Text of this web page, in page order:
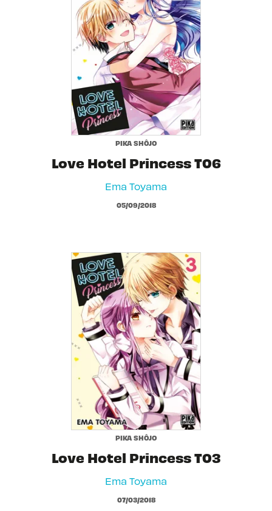
PIKA SHÔJO
Love Hotel Princess T06
Ema Toyama
05/09/2018
PIKA SHÔJO
Love Hotel Princess T03
Ema Toyama
07/03/2018